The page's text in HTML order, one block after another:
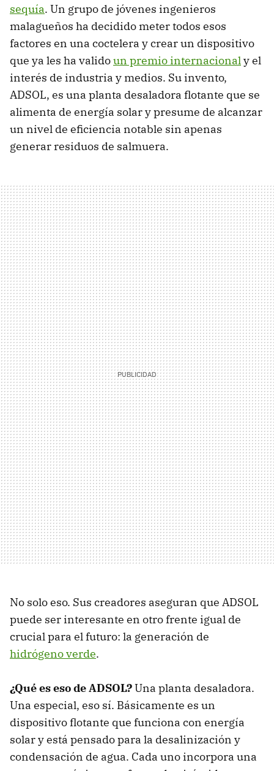
sequía. Un grupo de jóvenes ingenieros
malagueños ha decidido meter todos esos
factores en una coctelera y crear un dispositivo
que ya les ha validoun premio internacionaly el
interés de industria y medios. Su invento,
ADSOL, es una planta desaladora flotante que se
alimenta de energía solar y presume de alcanzar
un nivel de eficiencia notable sin apenas
generar residuos de salmuera.
No solo eso. Sus creadores aseguran que ADSOL
puede ser interesante en otro frente igual de
crucial para el futuro: la generación de
hidrógeno verde.
¿Qué es eso de ADSOL?Una planta desaladora.
Una especial, eso sí. Básicamente es un
dispositivo flotante que funciona con energía
solar y está pensado para la desalinización y
condensación de agua. Cada uno incorpora una